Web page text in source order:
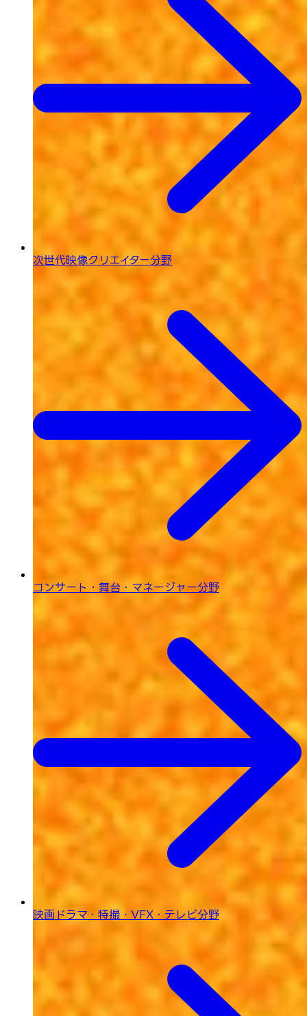
次世代映像クリエイター分野
コンサート・舞台・ マネージャー分野
映画ドラマ・特撮・ VFX・テレビ分野